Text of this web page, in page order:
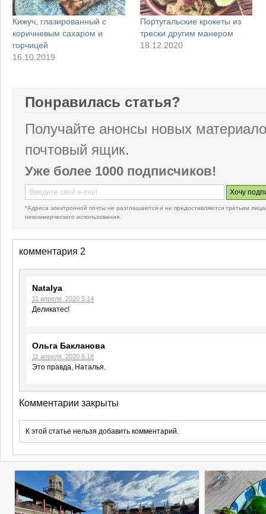
Кижуч, глазированный с
коричневым сахаром и
горчицей
16.10.2019
Португальские крокеты из
трески другим манером
18.12.2020
Понравилась статья?
Получайте анонсы новых
почтовый ящик.
Уже более 1000 подписчиков!
*Адреса электронной почты не разглашаются и не предоставляются третьим
некоммерческого использования.
комментария 2
Natalya
11 апреля, 2020 5:14
Деликатес!
Ольга Бакланова
11 апреля, 2020 6:18
Это правда, Наталья.
Комментарии закрыты
К этой статье нельзя добавить комментарий.